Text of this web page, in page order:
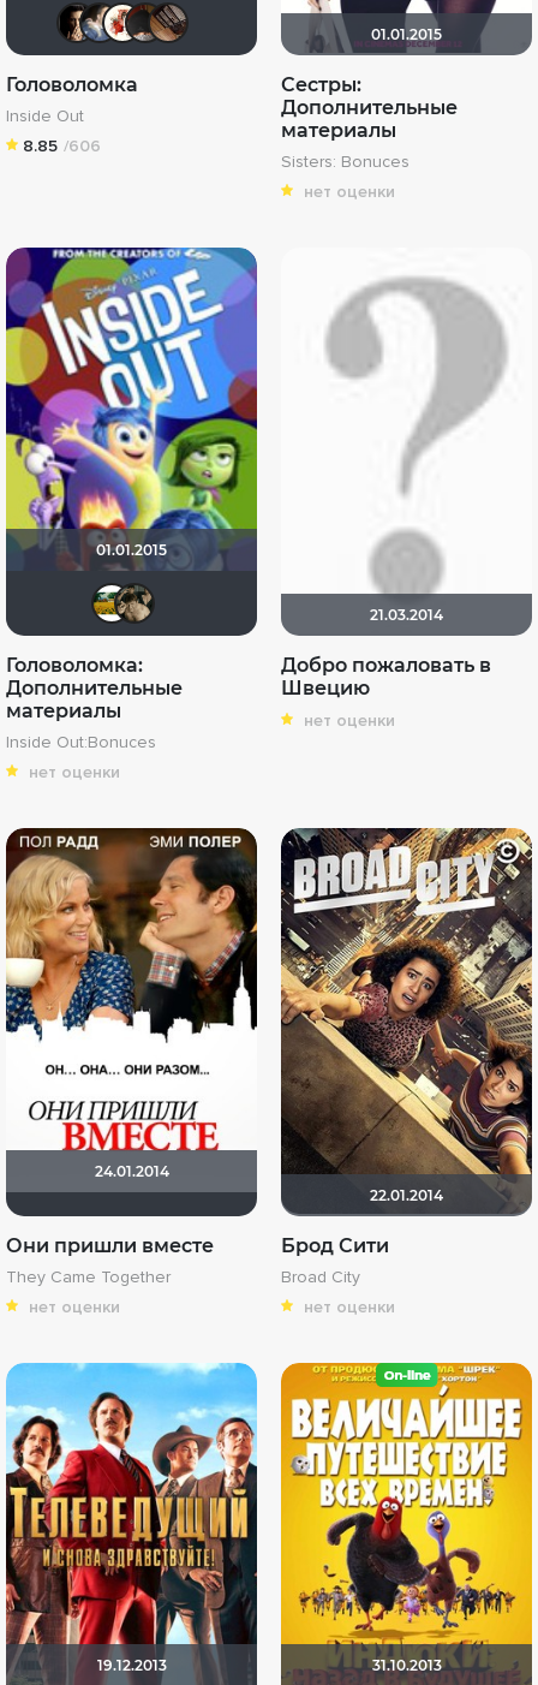
RQ7 Виктория555
valdizas
serge113
Головоломка
Inside Out
8.85 /606
01.01.2015
Сестры:
Дополнительные
материалы
Sisters: Bonuces
нет оценки
01.01.2015
Schurik010
Головоломка:
Дополнительные
материалы
Inside Out:Bonuces
нет оценки
21.03.2014
Добро пожаловать в
Швецию
нет оценки
24.01.2014
Они пришли вместе
They Came Together
нет оценки
22.01.2014
Брод Сити
Broad City
нет оценки
19.12.2013 31.10.2013